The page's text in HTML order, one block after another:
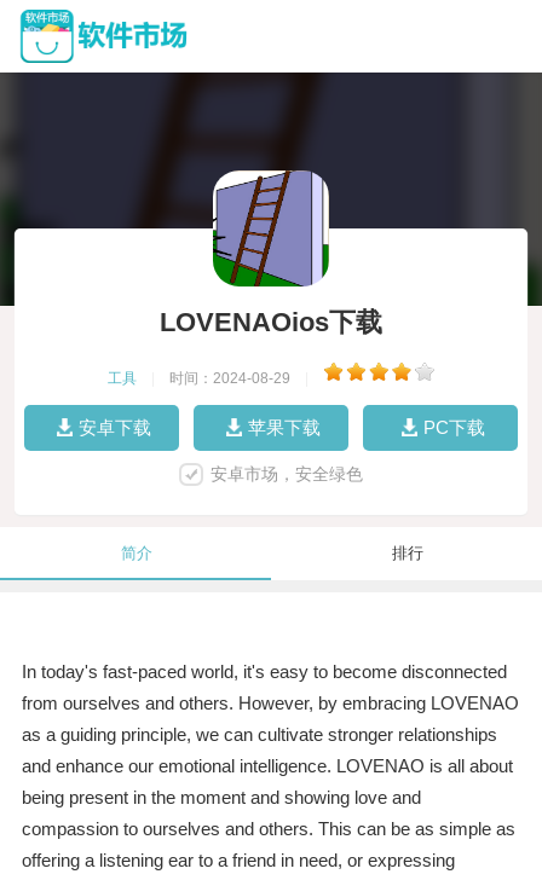
LOVENAOios下载
工具 时间：2024-08-29
安卓下载 苹果下载 PC下载
安卓市场，安全绿色
简介 排行
In today's fast-paced world, it's easy to become disconnected
from ourselves and others. However, by embracing LOVENAO
as a guiding principle, we can cultivate stronger relationships
and enhance our emotional intelligence. LOVENAO is all about
being present in the moment and showing love and
compassion to ourselves and others. This can be as simple as
offering a listening ear to a friend in need, or expressing